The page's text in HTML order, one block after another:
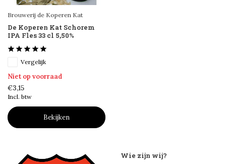
Brouwerij de Koperen Kat
De Koperen Kat Schorem
IPA Fles 33 cl 5,50%
Vergelijk
Niet op voorraad
€3,15
Incl. btw
Bekijken
Wie zijn wij?